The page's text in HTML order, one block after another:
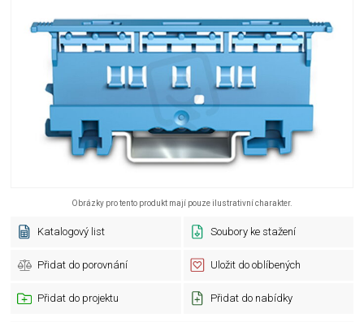
Obrázky pro tento produkt mají pouze ilustrativní charakter.
Katalogový list Soubory ke stažení
Přidat do porovnání Uložit do oblíbených
Přidat do projektu Přidat do nabídky